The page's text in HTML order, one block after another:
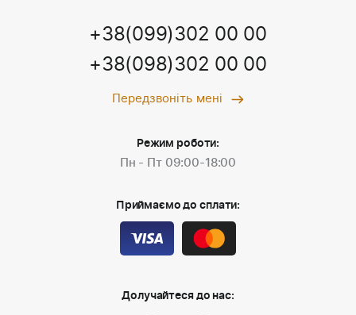
+38(099)302 00 00
+38(098)302 00 00
Передзвоніть мені
Режим роботи:
Пн - Пт 09:00-18:00
Приймаємо до сплати:
Долучайтеся до нас: